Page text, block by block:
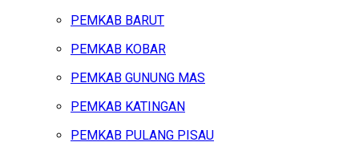
PEMKAB BARUT
PEMKAB KOBAR
PEMKAB GUNUNG MAS
PEMKAB KATINGAN
PEMKAB PULANG PISAU